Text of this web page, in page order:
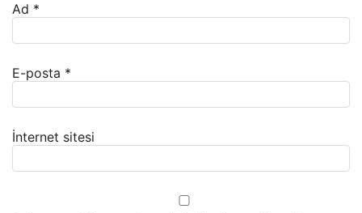
Ad *
E-posta *
İnternet sitesi